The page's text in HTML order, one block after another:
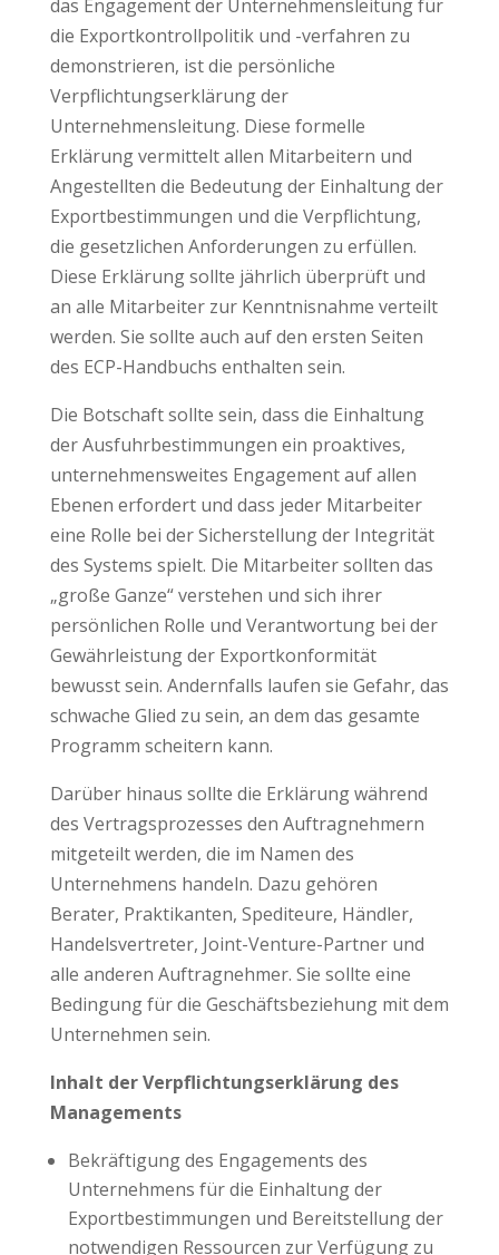
das Engagement der Unternehmensleitung für
die Exportkontrollpolitik und -verfahren zu
demonstrieren, ist die persönliche
Verpflichtungserklärung der
Unternehmensleitung. Diese formelle
Erklärung vermittelt allen Mitarbeitern und
Angestellten die Bedeutung der Einhaltung der
Exportbestimmungen und die Verpflichtung,
die gesetzlichen Anforderungen zu erfüllen.
Diese Erklärung sollte jährlich überprüft und
an alle Mitarbeiter zur Kenntnisnahme verteilt
werden. Sie sollte auch auf den ersten Seiten
des ECP-Handbuchs enthalten sein.
Die Botschaft sollte sein, dass die Einhaltung
der Ausfuhrbestimmungen ein proaktives,
unternehmensweites Engagement auf allen
Ebenen erfordert und dass jeder Mitarbeiter
eine Rolle bei der Sicherstellung der Integrität
des Systems spielt. Die Mitarbeiter sollten das
„große Ganze“ verstehen und sich ihrer
persönlichen Rolle und Verantwortung bei der
Gewährleistung der Exportkonformität
bewusst sein. Andernfalls laufen sie Gefahr, das
schwache Glied zu sein, an dem das gesamte
Programm scheitern kann.
Darüber hinaus sollte die Erklärung während
des Vertragsprozesses den Auftragnehmern
mitgeteilt werden, die im Namen des
Unternehmens handeln. Dazu gehören
Berater, Praktikanten, Spediteure, Händler,
Handelsvertreter, Joint-Venture-Partner und
alle anderen Auftragnehmer. Sie sollte eine
Bedingung für die Geschäftsbeziehung mit dem
Unternehmen sein.
Inhalt der Verpflichtungserklärung des
Managements
Bekräftigung des Engagements des
Unternehmens für die Einhaltung der
Exportbestimmungen und Bereitstellung der
notwendigen Ressourcen zur Verfügung zu